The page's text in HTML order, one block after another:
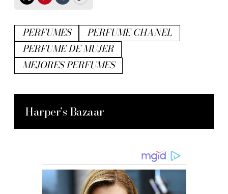
PERFUMES
PERFUME CHANEL
PERFUME DE MUJER
MEJORES PERFUMES
Harper’s Bazaar